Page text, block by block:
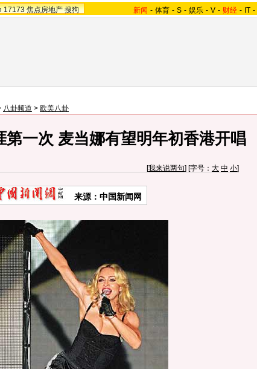
17173 焦点房地产 搜狗 新闻 - 体育 - S - 娱乐 - V - 财经 - IT -
八卦频道 > 欧美八卦
第一次 麦当娜有望明年初香港开唱
[我来说两句] [字号： 大 中 小]
来源：中国新闻网